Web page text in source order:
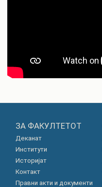
ЗА ФАКУЛТЕТОТ
Деканат
Институти
Историјат
Контакт
Правни акти и документи